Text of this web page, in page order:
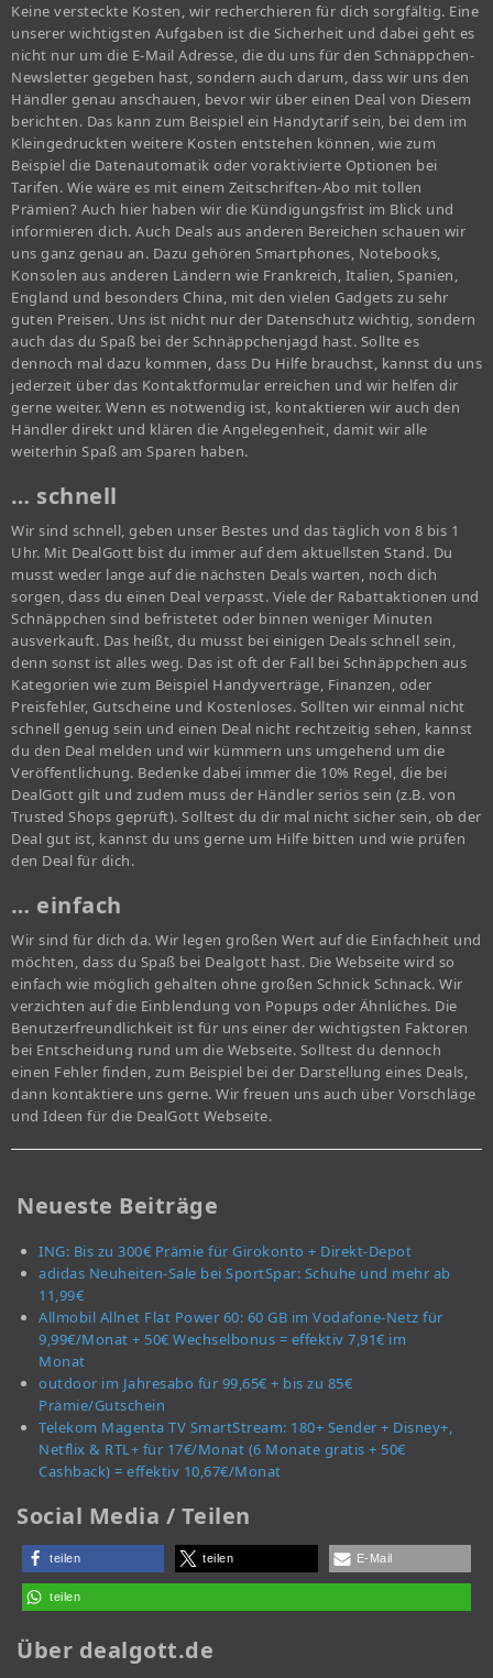
Keine versteckte Kosten, wir recherchieren für dich sorgfältig. Eine
unserer wichtigsten Aufgaben ist die Sicherheit und dabei geht es
nicht nur um die E-Mail Adresse, die du uns für den Schnäppchen-
Newsletter gegeben hast, sondern auch darum, dass wir uns den
Händler genau anschauen, bevor wir über einen Deal von Diesem
berichten. Das kann zum Beispiel ein Handytarif sein, bei dem im
Kleingedruckten weitere Kosten entstehen können, wie zum
Beispiel die Datenautomatik oder voraktivierte Optionen bei
Tarifen. Wie wäre es mit einem Zeitschriften-Abo mit tollen
Prämien? Auch hier haben wir die Kündigungsfrist im Blick und
informieren dich. Auch Deals aus anderen Bereichen schauen wir
uns ganz genau an. Dazu gehören Smartphones, Notebooks,
Konsolen aus anderen Ländern wie Frankreich, Italien, Spanien,
England und besonders China, mit den vielen Gadgets zu sehr
guten Preisen. Uns ist nicht nur der Datenschutz wichtig, sondern
auch das du Spaß bei der Schnäppchenjagd hast. Sollte es
dennoch mal dazu kommen, dass Du Hilfe brauchst, kannst du uns
jederzeit über das Kontaktformular erreichen und wir helfen dir
gerne weiter. Wenn es notwendig ist, kontaktieren wir auch den
Händler direkt und klären die Angelegenheit, damit wir alle
weiterhin Spaß am Sparen haben.
… schnell
Wir sind schnell, geben unser Bestes und das täglich von 8 bis 1
Uhr. Mit DealGott bist du immer auf dem aktuellsten Stand. Du
musst weder lange auf die nächsten Deals warten, noch dich
sorgen, dass du einen Deal verpasst. Viele der Rabattaktionen und
Schnäppchen sind befristetet oder binnen weniger Minuten
ausverkauft. Das heißt, du musst bei einigen Deals schnell sein,
denn sonst ist alles weg. Das ist oft der Fall bei Schnäppchen aus
Kategorien wie zum Beispiel Handyverträge, Finanzen, oder
Preisfehler, Gutscheine und Kostenloses. Sollten wir einmal nicht
schnell genug sein und einen Deal nicht rechtzeitig sehen, kannst
du den Deal melden und wir kümmern uns umgehend um die
Veröffentlichung. Bedenke dabei immer die 10% Regel, die bei
DealGott gilt und zudem muss der Händler seriös sein (z.B. von
Trusted Shops geprüft). Solltest du dir mal nicht sicher sein, ob der
Deal gut ist, kannst du uns gerne um Hilfe bitten und wie prüfen
den Deal für dich.
… einfach
Wir sind für dich da. Wir legen großen Wert auf die Einfachheit und
möchten, dass du Spaß bei Dealgott hast. Die Webseite wird so
einfach wie möglich gehalten ohne großen Schnick Schnack. Wir
verzichten auf die Einblendung von Popups oder Ähnliches. Die
Benutzerfreundlichkeit ist für uns einer der wichtigsten Faktoren
bei Entscheidung rund um die Webseite. Solltest du dennoch
einen Fehler finden, zum Beispiel bei der Darstellung eines Deals,
dann kontaktiere uns gerne. Wir freuen uns auch über Vorschläge
und Ideen für die DealGott Webseite.
Neueste Beiträge
ING: Bis zu 300€ Prämie für Girokonto + Direkt-Depot
adidas Neuheiten-Sale bei SportSpar: Schuhe und mehr ab
11,99€
Allmobil Allnet Flat Power 60: 60 GB im Vodafone-Netz für
9,99€/Monat + 50€ Wechselbonus = effektiv 7,91€ im
Monat
outdoor im Jahresabo für 99,65€ + bis zu 85€
Prämie/Gutschein
Telekom Magenta TV SmartStream: 180+ Sender + Disney+,
Netflix & RTL+ für 17€/Monat (6 Monate gratis + 50€
Cashback) = effektiv 10,67€/Monat
Social Media / Teilen
teilen teilen E-Mail
teilen
Über dealgott.de